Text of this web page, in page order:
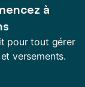
à
pour tout gérer
versements.